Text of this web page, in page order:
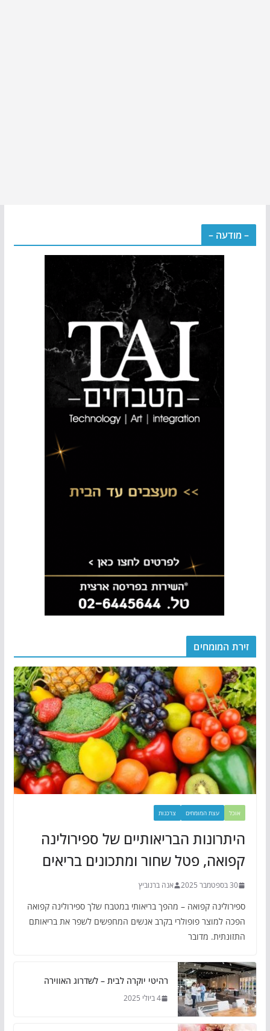
– מודעה –
זירת המומחים
אוכל עצת המומחים צרכנות
היתרונות הבריאותיים של ספירולינה
קפואה, פטל שחור ומתכונים בריאים
30 בספטמבר 2025 אנה ברנוביץ
ספירולינה קפואה – מהפך בריאותי במטבח שלך ספירולינה קפואה
הפכה למוצר פופולרי בקרב אנשים המחפשים לשפר את בריאותם
התזונתית. מדובר
רהיטי יוקרה לבית – לשדרוג האווירה
4 ביולי 2025